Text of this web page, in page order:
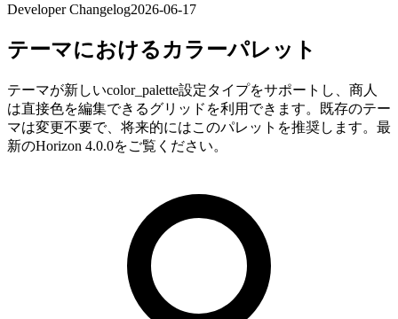
Developer Changelog2026-06-17
テーマにおけるカラーパレット
テーマが新しいcolor_palette設定タイプをサポートし、商人
は直接色を編集できるグリッドを利用できます。既存のテー
マは変更不要で、将来的にはこのパレットを推奨します。最
新のHorizon 4.0.0をご覧ください。